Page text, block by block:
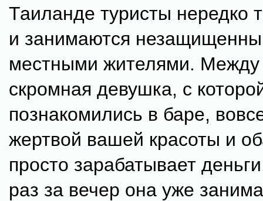
Таиланде туристы нередко
и занимаются
местными жителями.
скромная девушка, с
познакомились в баре,
жертвой вашей красоты и
просто зарабатывает
раз за вечер она уже